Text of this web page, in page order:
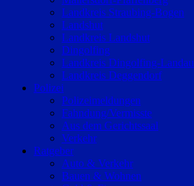
Landkreis Straubing-Bogen
Landshut
Landkreis Landshut
Dingolfing
Landkreis Dingolfing-Landau
Landkreis Deggendorf
Polizei
Polizeimeldungen
Fahndung/Vermisste
Aus dem Gerichtssaal
Verkehr
Ratgeber
Auto & Verkehr
Bauen & Wohnen